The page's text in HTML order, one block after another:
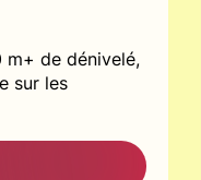
m+ de dénivelé,
sur les